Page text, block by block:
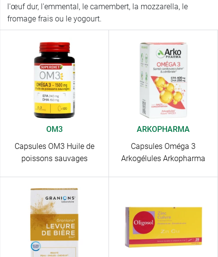
l'œuf dur, l'emmental, le camembert, la mozzarella, le
fromage frais ou le yogourt.
OM3
Capsules OM3 Huile de
poissons sauvages
ARKOPHARMA
Capsules Oméga 3
Arkogélules Arkopharma